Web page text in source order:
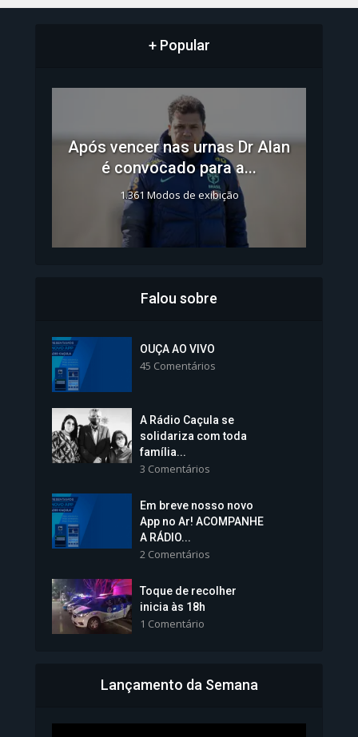
+ Popular
Após vencer nas urnas Dr Alan
é convocado para a...
1.361 Modos de exibição
Colégios da Polícia...
Vice-Prefeita Sheila Lemos
tomará posse nesta...
1.101 Modos de exibição
Bahia inicia emissão da
Falou sobre
OUÇA AO VIVO
45 Comentários
A Rádio Caçula se
solidariza com toda
família...
3 Comentários
Em breve nosso novo
App no Ar! ACOMPANHE
A RÁDIO...
2 Comentários
Toque de recolher
inicia às 18h
1 Comentário
Lançamento da Semana